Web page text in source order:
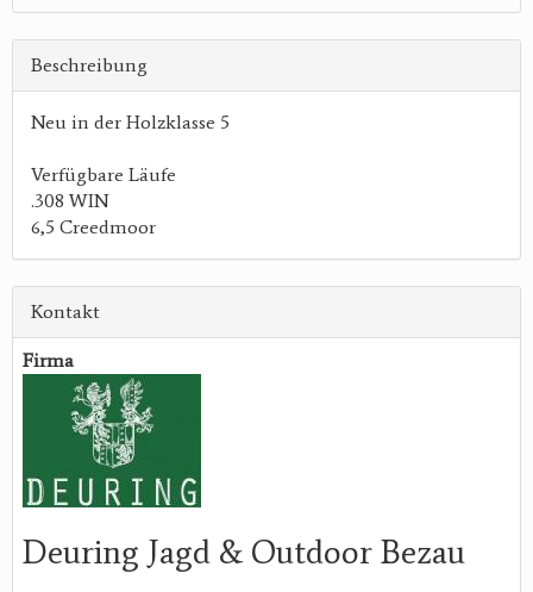
Beschreibung
Neu in der Holzklasse 5
Verfügbare Läufe
.308 WIN
6,5 Creedmoor
Kontakt
Firma
Deuring Jagd & Outdoor Bezau